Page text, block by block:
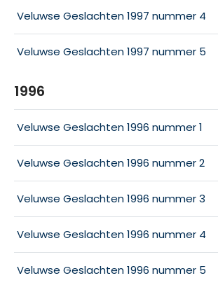
Veluwse Geslachten 1997 nummer 4
Veluwse Geslachten 1997 nummer 5
1996
Veluwse Geslachten 1996 nummer 1
Veluwse Geslachten 1996 nummer 2
Veluwse Geslachten 1996 nummer 3
Veluwse Geslachten 1996 nummer 4
Veluwse Geslachten 1996 nummer 5